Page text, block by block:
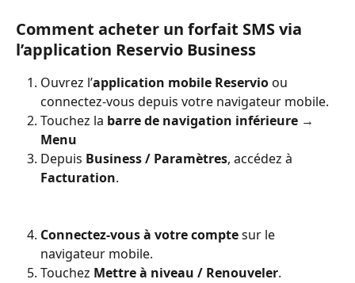
Comment acheter un forfait SMS via
l’application Reservio Business
Ouvrez l’application mobile Reservio ou
connectez-vous depuis votre navigateur mobile.
Touchez la barre de navigation inférieure →
Menu
Depuis Business / Paramètres, accédez à
Facturation.
Connectez-vous à votre compte sur le
navigateur mobile.
Touchez Mettre à niveau / Renouveler.